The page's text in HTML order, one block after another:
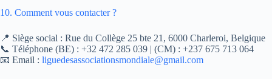
10. Comment vous contacter ?
📍 Siège social : Rue du Collège 25 bte 21, 6000 Charleroi, Belgique
📞 Téléphone (BE) : +32 472 285 039 | (CM) : +237 675 713 064
📧 Email : liguedesassociationsmondiale@gmail.com